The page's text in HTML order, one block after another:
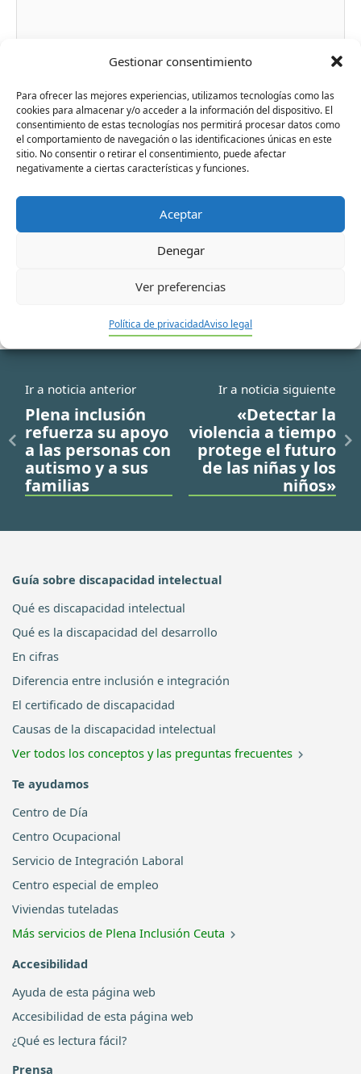
Gestionar consentimiento
Para ofrecer las mejores experiencias, utilizamos tecnologías como las
cookies para almacenar y/o acceder a la información del dispositivo. El
consentimiento de estas tecnologías nos permitirá procesar datos como
el comportamiento de navegación o las identificaciones únicas en este
sitio. No consentir o retirar el consentimiento, puede afectar
negativamente a ciertas características y funciones.
Aceptar
Denegar
Ver preferencias
Política de privacidadAviso legal
Nombre*
Correo
Web
Ir a noticia anterior
Plena inclusión
refuerza su apoyo
a las personas con
autismo y a sus
familias
Ir a noticia siguiente
«Detectar la
violencia a tiempo
protege el futuro
de las niñas y los
niños»
Guía sobre discapacidad intelectual
Qué es discapacidad intelectual
Qué es la discapacidad del desarrollo
En cifras
Diferencia entre inclusión e integración
El certificado de discapacidad
Causas de la discapacidad intelectual
Ver todos los conceptos y las preguntas frecuentes
Te ayudamos
Centro de Día
Centro Ocupacional
Servicio de Integración Laboral
Centro especial de empleo
Viviendas tuteladas
Más servicios de Plena Inclusión Ceuta
Accesibilidad
Ayuda de esta página web
Accesibilidad de esta página web
¿Qué es lectura fácil?
Prensa